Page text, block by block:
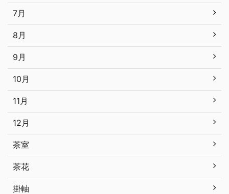
7月
8月
9月
10月
11月
12月
茶室
茶花
掛軸